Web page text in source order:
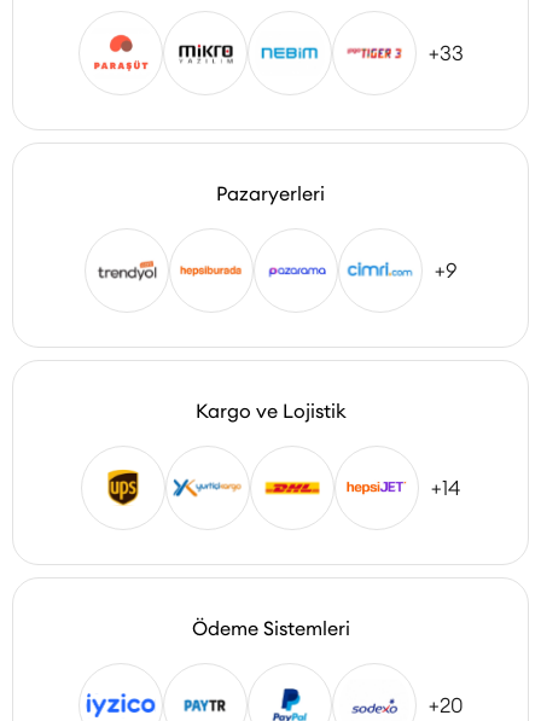
+33
Pazaryerleri
+9
Kargo ve Lojistik
+14
Ödeme Sistemleri
+20